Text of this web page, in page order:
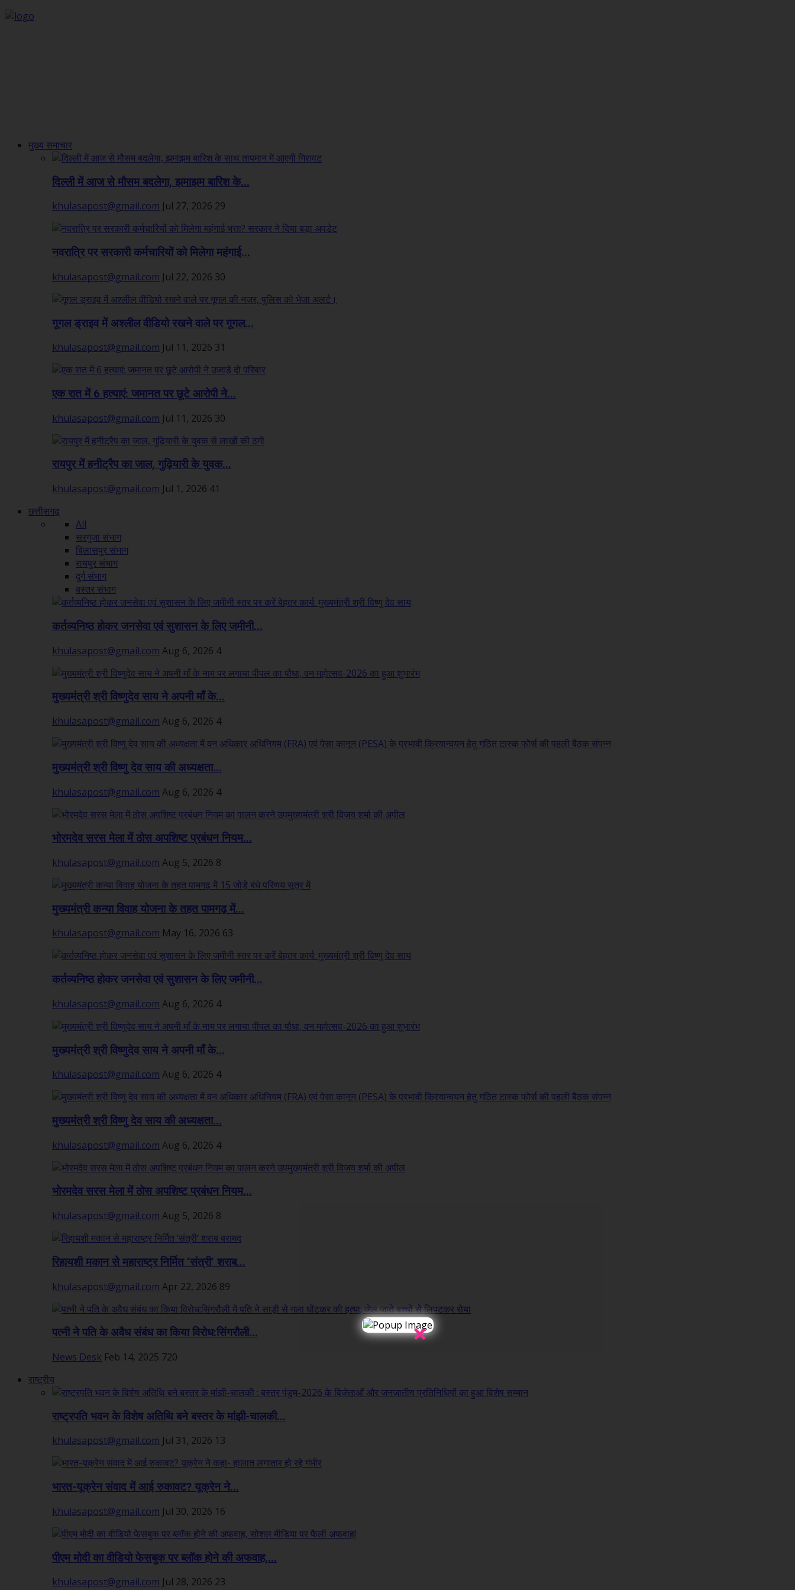
मुख्य समाचार
दिल्ली में आज से मौसम बदलेगा, झमाझम बारिश के...
khulasapost@gmail.com Jul 27, 2026 29
नवरात्रि पर सरकारी कर्मचारियों को मिलेगा महंगाई...
khulasapost@gmail.com Jul 22, 2026 30
गूगल ड्राइव में अश्लील वीडियो रखने वाले पर गूगल...
khulasapost@gmail.com Jul 11, 2026 31
एक रात में 6 हत्याएं: जमानत पर छूटे आरोपी ने...
khulasapost@gmail.com Jul 11, 2026 30
रायपुर में हनीट्रैप का जाल, गुढ़ियारी के युवक...
khulasapost@gmail.com Jul 1, 2026 41
छत्तीसगढ़
All
सरगुजा संभाग
बिलासपुर संभाग
रायपुर संभाग
दुर्ग संभाग
बस्तर संभाग
कर्तव्यनिष्ठ होकर जनसेवा एवं सुशासन के लिए जमीनी...
khulasapost@gmail.com Aug 6, 2026 4
मुख्यमंत्री श्री विष्णुदेव साय ने अपनी माँ के...
khulasapost@gmail.com Aug 6, 2026 4
मुख्यमंत्री श्री विष्णु देव साय की अध्यक्षता...
khulasapost@gmail.com Aug 6, 2026 4
भोरमदेव सरस मेला में ठोस अपशिष्ट प्रबंधन नियम...
khulasapost@gmail.com Aug 5, 2026 8
मुख्यमंत्री कन्या विवाह योजना के तहत पामगढ़ में...
khulasapost@gmail.com May 16, 2026 63
कर्तव्यनिष्ठ होकर जनसेवा एवं सुशासन के लिए जमीनी...
khulasapost@gmail.com Aug 6, 2026 4
मुख्यमंत्री श्री विष्णुदेव साय ने अपनी माँ के...
khulasapost@gmail.com Aug 6, 2026 4
मुख्यमंत्री श्री विष्णु देव साय की अध्यक्षता...
khulasapost@gmail.com Aug 6, 2026 4
भोरमदेव सरस मेला में ठोस अपशिष्ट प्रबंधन नियम...
khulasapost@gmail.com Aug 5, 2026 8
रिहायशी मकान से महाराष्ट्र निर्मित ‘संत्री’ शराब...
khulasapost@gmail.com Apr 22, 2026 89
पत्नी ने पति के अवैध संबंध का किया विरोध:सिंगरौली...
News Desk Feb 14, 2025 720
राष्ट्रीय
राष्ट्रपति भवन के विशेष अतिथि बने बस्तर के मांझी-चालकी...
khulasapost@gmail.com Jul 31, 2026 13
भारत-यूक्रेन संवाद में आई रुकावट? यूक्रेन ने...
khulasapost@gmail.com Jul 30, 2026 16
पीएम मोदी का वीडियो फेसबुक पर ब्लॉक होने की अफवाह,...
khulasapost@gmail.com Jul 28, 2026 23
×